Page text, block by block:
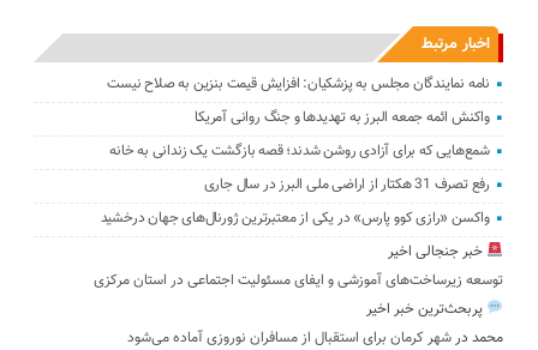
اخبار مرتبط
نامه نمایندگان مجلس به پزشکیان: افزایش قیمت بنزین به صلاح نیست
واکنش ائمه جمعه البرز به تهدیدها و جنگ روانی آمریکا
شمع‌هایی که ‌برای آزادی روشن شدند؛ قصه بازگشت یک زندانی به خانه
رفع تصرف 31 هکتار از اراضی ملی البرز در سال جاری
واکسن «رازی کوو پارس» در یکی از معتبرترین ژورنال‌های جهان درخشید
خبر جنجالی اخیر
توسعه زیرساخت‌های آموزشی و ایفای مسئولیت اجتماعی در استان مرکزی
پربحث‌ترین خبر اخیر
محمد درشهر کرمان برای استقبال از مسافران نوروزی آماده می‌شود